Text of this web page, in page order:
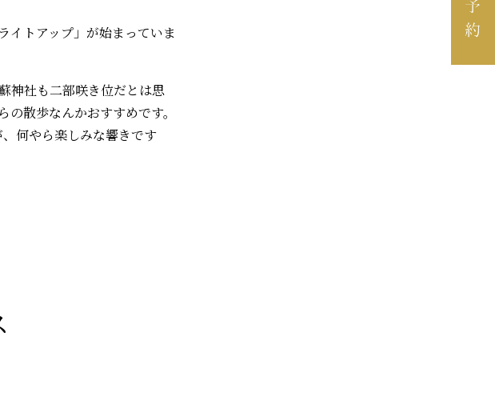
イトアップ」が始まっていま
神社も二部咲き位だとは思
散歩なんかおすすめです。
何やら楽しみな響きです